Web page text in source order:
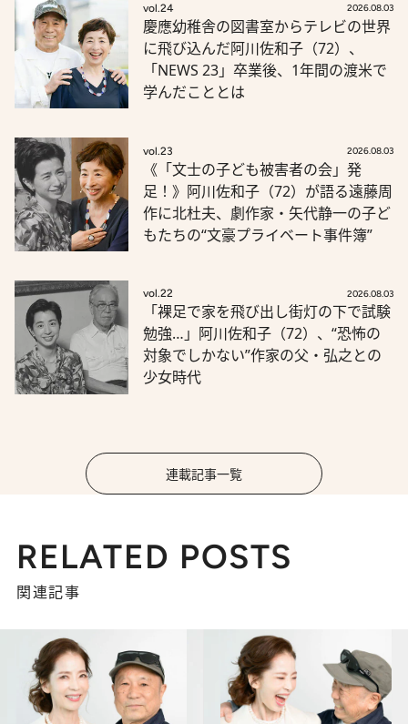
vol.24 2026.08.03
慶應幼稚舎の図書室からテレビの世界
に飛び込んだ阿川佐和子（72）、
「NEWS 23」卒業後、1年間の渡米で
学んだこととは
vol.23 2026.08.03
《「文士の子ども被害者の会」発
足！》阿川佐和子（72）が語る遠藤周
作に北杜夫、劇作家・矢代静一の子ど
もたちの“文豪プライベート事件簿”
vol.22 2026.08.03
「裸足で家を飛び出し街灯の下で試験
勉強…」阿川佐和子（72）、“恐怖の
対象でしかない”作家の父・弘之との
少女時代
連載記事一覧
RELATED POSTS
関連記事